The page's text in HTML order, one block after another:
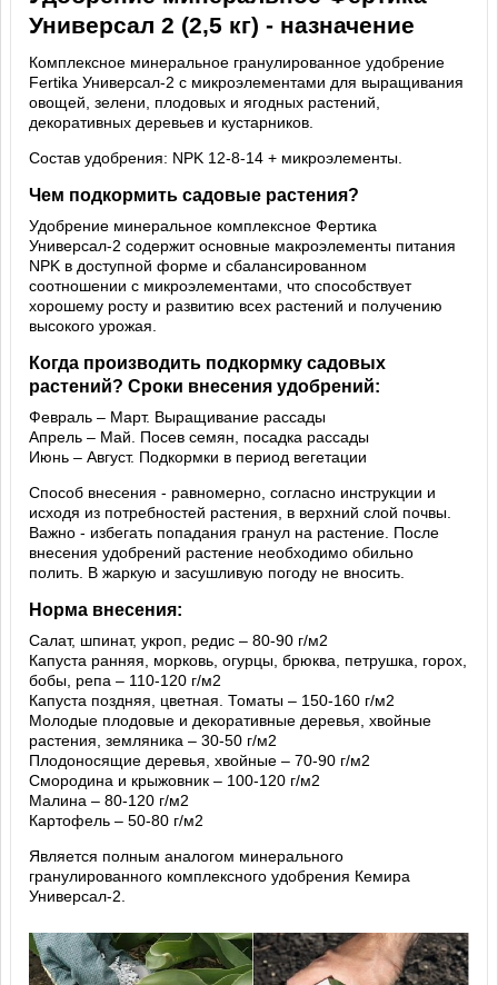
Универсал 2 (2,5 кг) - назначение
Комплексное минеральное гранулированное удобрение
Fertika Универсал-2 с микроэлементами для выращивания
овощей, зелени, плодовых и ягодных растений,
декоративных деревьев и кустарников.
Состав удобрения: NPK 12-8-14 + микроэлементы.
Чем подкормить садовые растения?
Удобрение минеральное комплексное Фертика
Универсал-2 содержит основные макроэлементы питания
NPK в доступной форме и сбалансированном
соотношении с микроэлементами, что способствует
хорошему росту и развитию всех растений и получению
высокого урожая.
Когда производить подкормку садовых
растений? Сроки внесения удобрений:
Февраль – Март. Выращивание рассады
Апрель – Май. Посев семян, посадка рассады
Июнь – Август. Подкормки в период вегетации
Способ внесения - равномерно, согласно инструкции и
исходя из потребностей растения, в верхний слой почвы.
Важно - избегать попадания гранул на растение. После
внесения удобрений растение необходимо обильно
полить. В жаркую и засушливую погоду не вносить.
Норма внесения:
Салат, шпинат, укроп, редис – 80-90 г/м2
Капуста ранняя, морковь, огурцы, брюква, петрушка, горох,
бобы, репа – 110-120 г/м2
Капуста поздняя, цветная. Томаты – 150-160 г/м2
Молодые плодовые и декоративные деревья, хвойные
растения, земляника – 30-50 г/м2
Плодоносящие деревья, хвойные – 70-90 г/м2
Смородина и крыжовник – 100-120 г/м2
Малина – 80-120 г/м2
Картофель – 50-80 г/м2
Является полным аналогом минерального
гранулированного комплексного удобрения Кемира
Универсал-2.